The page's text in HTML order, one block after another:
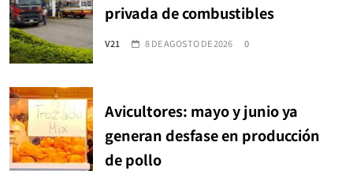
privada de combustibles
V21 8 DE AGOSTO DE 2026 0
Avicultores: mayo y junio ya
generan desfase en producción
de pollo